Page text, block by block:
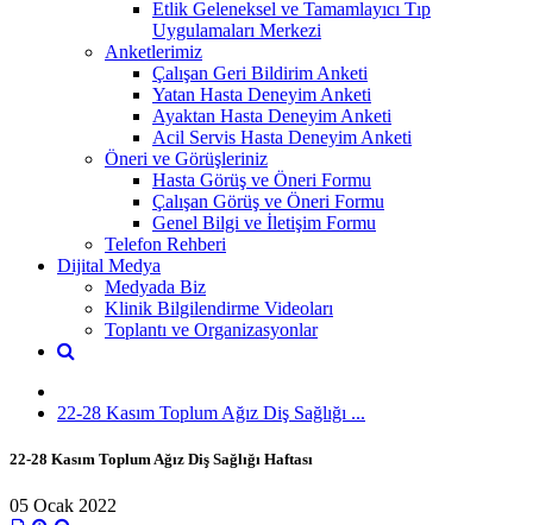
Etlik Geleneksel ve Tamamlayıcı Tıp
Uygulamaları Merkezi
Anketlerimiz
Çalışan Geri Bildirim Anketi
Yatan Hasta Deneyim Anketi
Ayaktan Hasta Deneyim Anketi
Acil Servis Hasta Deneyim Anketi
Öneri ve Görüşleriniz
Hasta Görüş ve Öneri Formu
Çalışan Görüş ve Öneri Formu
Genel Bilgi ve İletişim Formu
Telefon Rehberi
Dijital Medya
Medyada Biz
Klinik Bilgilendirme Videoları
Toplantı ve Organizasyonlar
22-28 Kasım Toplum Ağız Diş Sağlığı ...
22-28 Kasım Toplum Ağız Diş Sağlığı Haftası
05 Ocak 2022